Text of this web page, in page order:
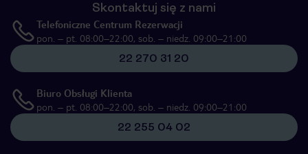
Skontaktuj się z nami
Telefoniczne Centrum Rezerwacji
pon. – pt. 08:00–22:00, sob. – niedz. 09:00–21:00
22 270 31 20
Biuro Obsługi Klienta
pon. – pt. 08:00–22:00, sob. – niedz. 09:00–21:00
22 255 04 02